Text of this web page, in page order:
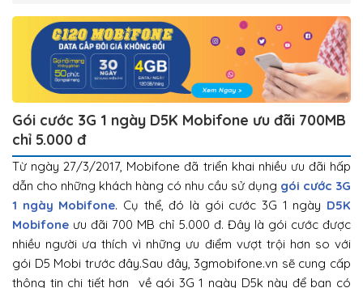
Gói cước 3G 1 ngày D5K Mobifone ưu đãi 700MB
chỉ 5.000 đ
Từ ngày 27/3/2017, Mobifone đã triển khai nhiều ưu đãi hấp
dẫn cho những khách hàng có nhu cầu sử dụng gói cước 3G
1 ngày Mobifone. Cụ thể, đó là gói cước 3G 1 ngày D5K
Mobifone ưu đãi 700 MB chỉ 5.000 đ. Đây là gói cước được
nhiều người ưa thích vì những ưu điểm vượt trội hơn so với
gói D5 Mobi trước đây.Sau đây, 3gmobifone.vn sẽ cung cấp
thông tin chi tiết hơn về gói 3G 1 ngày D5k này để bạn có